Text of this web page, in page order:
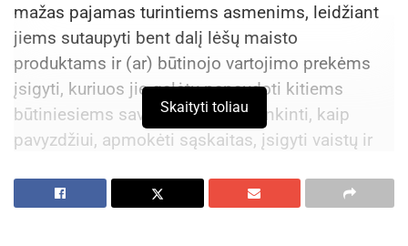
mažas pajamas turintiems asmenims, leidžiant
jiems sutaupyti bent dalį lėšų maisto
produktams ir (ar) būtinojo vartojimo prekėms
įsigyti, kuriuos jie galėtų panaudoti kitiems
būtiniesiems savo poreikiams tenkinti, kaip
pavyzdžiui, apmokėti sąskaitas, įsigyti vaistų ir
MNM programos tikslinė grupėyra asmenys,
Skaityti toliau